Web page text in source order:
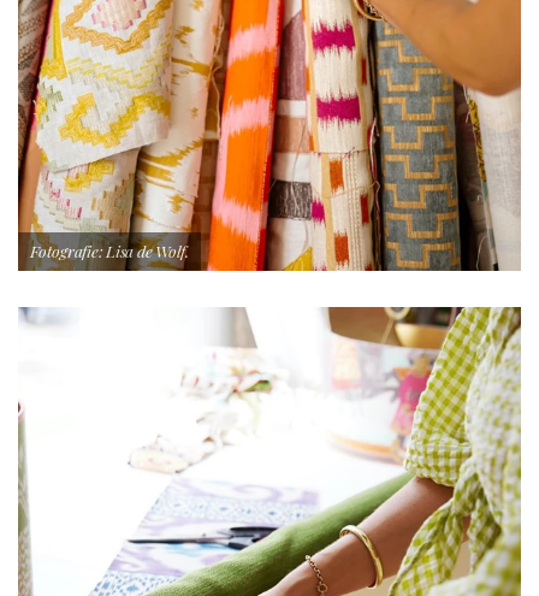
Fotografie: Lisa de Wolf.